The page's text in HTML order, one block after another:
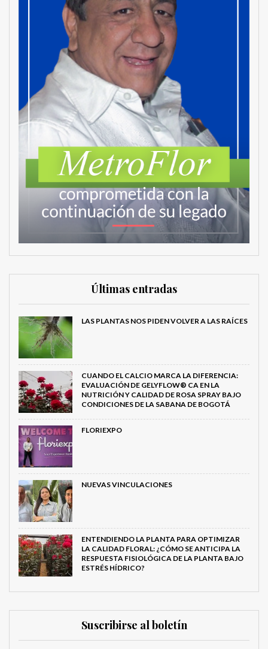
Últimas entradas
LAS PLANTAS NOS PIDEN VOLVER A LAS RAÍCES
CUANDO EL CALCIO MARCA LA DIFERENCIA:
EVALUACIÓN DE GELYFLOW® CA EN LA
NUTRICIÓN Y CALIDAD DE ROSA SPRAY BAJO
CONDICIONES DE LA SABANA DE BOGOTÁ
FLORIEXPO
NUEVAS VINCULACIONES
ENTENDIENDO LA PLANTA PARA OPTIMIZAR
LA CALIDAD FLORAL: ¿CÓMO SE ANTICIPA LA
RESPUESTA FISIOLÓGICA DE LA PLANTA BAJO
ESTRÉS HÍDRICO?
Suscribirse al boletín